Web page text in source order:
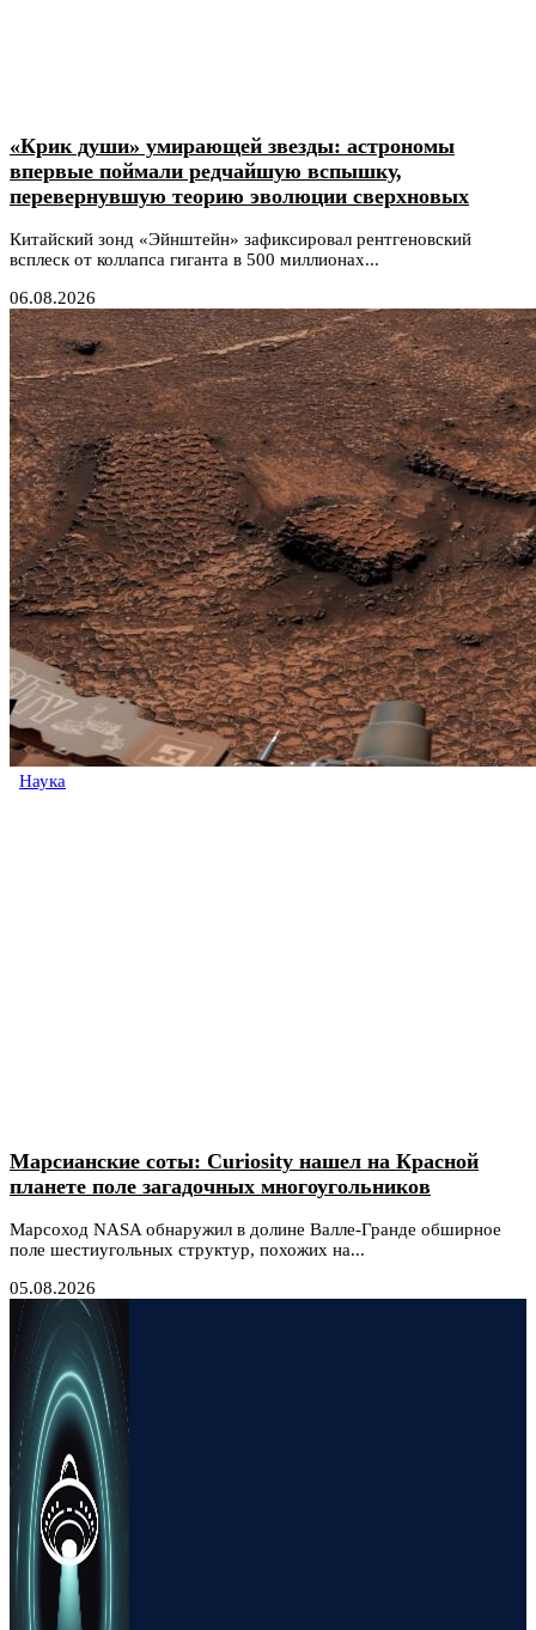
«Крик души» умирающей звезды: астрономы
впервые поймали редчайшую вспышку,
перевернувшую теорию эволюции сверхновых
Китайский зонд «Эйнштейн» зафиксировал рентгеновский
всплеск от коллапса гиганта в 500 миллионах...
06.08.2026
Наука
Марсианские соты: Curiosity нашел на Красной
планете поле загадочных многоугольников
Марсоход NASA обнаружил в долине Валле-Гранде обширное
поле шестиугольных структур, похожих на...
05.08.2026